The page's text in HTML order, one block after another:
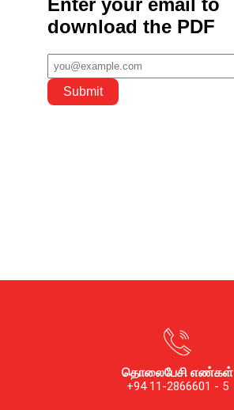
தொலைபேசி எண்கள்
+94 11-2866601 - 5